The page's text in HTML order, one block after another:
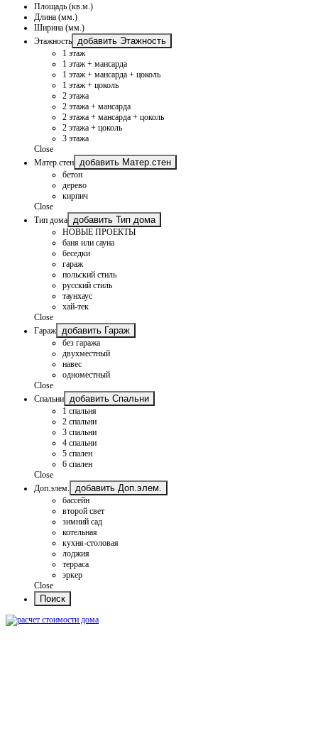
Площадь (кв.м.)
Длина (мм.)
Ширина (мм.)
Этажность
добавить Этажность
1 этаж
1 этаж + мансарда
1 этаж + мансарда + цоколь
1 этаж + цоколь
2 этажа
2 этажа + мансарда
2 этажа + мансарда + цоколь
2 этажа + цоколь
3 этажа
Close
Матер.стен
добавить Матер.стен
бетон
дерево
кирпич
Close
Тип дома
добавить Тип дома
НОВЫЕ ПРОЕКТЫ
баня или сауна
беседки
гараж
польский стиль
русский стиль
таунхаус
хай-тек
Close
Гараж
добавить Гараж
без гаража
двухместный
навес
одноместный
Close
Спальни
добавить Спальни
1 спальня
2 спальни
3 спальни
4 спальни
5 спален
6 спален
Close
Доп.элем.
добавить Доп.элем.
бассейн
второй свет
зимний сад
котельная
кухня-столовая
лоджия
терраса
эркер
Close